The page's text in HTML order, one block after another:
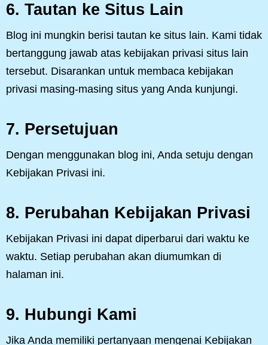
6. Tautan ke Situs Lain
Blog ini mungkin berisi tautan ke situs lain. Kami tidak
bertanggung jawab atas kebijakan privasi situs lain
tersebut. Disarankan untuk membaca kebijakan
privasi masing-masing situs yang Anda kunjungi.
7. Persetujuan
Dengan menggunakan blog ini, Anda setuju dengan
Kebijakan Privasi ini.
8. Perubahan Kebijakan Privasi
Kebijakan Privasi ini dapat diperbarui dari waktu ke
waktu. Setiap perubahan akan diumumkan di
halaman ini.
9. Hubungi Kami
Jika Anda memiliki pertanyaan mengenai Kebijakan